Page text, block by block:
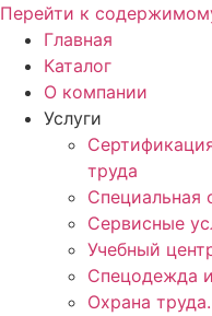
Перейти к
Главная
Каталог
О компании
Услуги
труда
Специальная
Сервисные
Учебный
Спецодежда
Охрана